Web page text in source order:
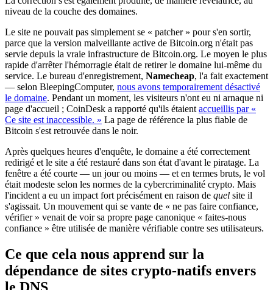
niveau de la couche des domaines.
Le site ne pouvait pas simplement se « patcher » pour s'en sortir,
parce que la version malveillante active de Bitcoin.org n'était pas
servie depuis la vraie infrastructure de Bitcoin.org. Le moyen le plus
rapide d'arrêter l'hémorragie était de retirer le domaine lui-même du
service. Le bureau d'enregistrement, Namecheap, l'a fait exactement
— selon BleepingComputer, nous avons temporairement désactivé
le domaine. Pendant un moment, les visiteurs n'ont eu ni arnaque ni
page d'accueil ; CoinDesk a rapporté qu'ils étaient accueillis par «
Ce site est inaccessible. » La page de référence la plus fiable de
Bitcoin s'est retrouvée dans le noir.
Après quelques heures d'enquête, le domaine a été correctement
redirigé et le site a été restauré dans son état d'avant le piratage. La
fenêtre a été courte — un jour ou moins — et en termes bruts, le vol
était modeste selon les normes de la cybercriminalité crypto. Mais
l'incident a eu un impact fort précisément en raison de quel site il
s'agissait. Un mouvement qui se vante de « ne pas faire confiance,
vérifier » venait de voir sa propre page canonique « faites-nous
confiance » être utilisée de manière vérifiable contre ses utilisateurs.
Ce que cela nous apprend sur la
dépendance de sites crypto-natifs envers
le DNS